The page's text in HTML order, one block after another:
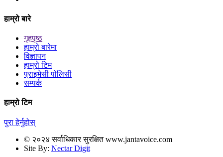
हाम्रो बारे
गृहपृष्ठ
हाम्रो बारेमा
विज्ञापन
हाम्रो टिम
प्राइभेसी पोलिसी
सम्पर्क
हाम्रो टिम
पुरा हेर्नुहोस्
© २०२४ सर्वाधिकार सुरक्षित www.jantavoice.com
Site By: Nectar Digit